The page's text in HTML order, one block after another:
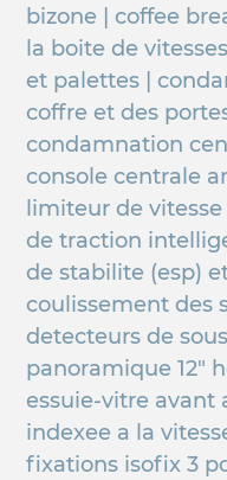
bizone | coffee
la boite de
et palettes |
coffre et des
condamnation
console centrale
limiteur de
de traction
de stabilite (esp)
coulissement des
detecteurs de
panoramique 12"
essuie-vitre avant
indexee a la
fixations isofix 3